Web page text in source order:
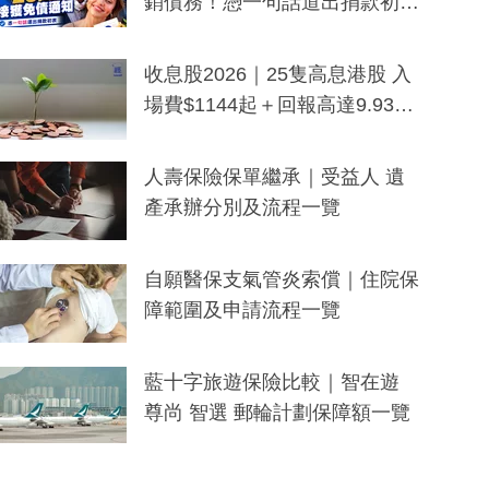
一度被誤當詐騙手段
收息股2026｜25隻高息港股 入
場費$1144起＋回報高達9.93
人壽保險保單繼承｜受益人 遺
產承辦分別及流程一覽
自願醫保支氣管炎索償｜住院保
障範圍及申請流程一覽
藍十字旅遊保險比較｜智在遊
尊尚 智選 郵輪計劃保障額一覽